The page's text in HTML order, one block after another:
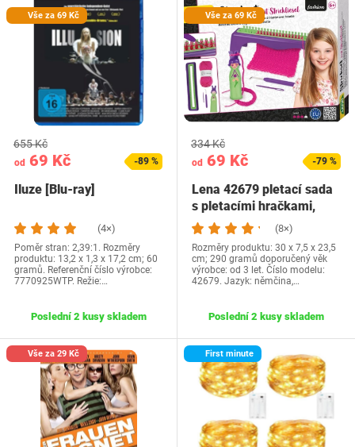
Vše za 69 Kč
od 69 Kč
655 Kč
-89 %
Iluze [Blu-ray]
(4×)
Poměr stran: 2,39:1. Rozměry
produktu: 13,2 x 1,3 x 17,2 cm; 60
gramů. Referenční číslo výrobce:
7770925WTP. Režie:…
Poslední 2 kusy skladem
Vše za 69 Kč
od 69 Kč
334 Kč
-79 %
Lena 42679 pletací sada
s pletacími hračkami,
skládací…
(8×)
Rozměry produktu: 30 x 7,5 x 23,5
cm; 290 gramů doporučený věk
výrobce: od 3 let. Číslo modelu:
42679. Jazyk: němčina,…
Poslední 2 kusy skladem
Vše za 29 Kč First minute